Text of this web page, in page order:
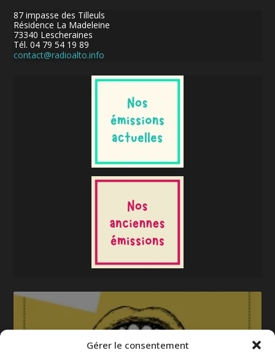
Gérer le consentement
87 impasse des Tilleuls
Résidence La Madeleine
73340 Lescheraines
Tél. 04 79 54 19 89
contact@radioalto.info